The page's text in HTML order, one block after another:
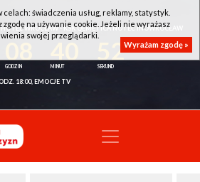
WROCŁAW - KSK QEMETICA NOTEĆ INOWROCŁAW
52
18:00, EMOCJE TV
celach: świadczenia usług, reklamy, statystyk.
na używanie cookie. Jeżeli nie wyrażasz
swojej przeglądarki.
Wyrażam zgodę »